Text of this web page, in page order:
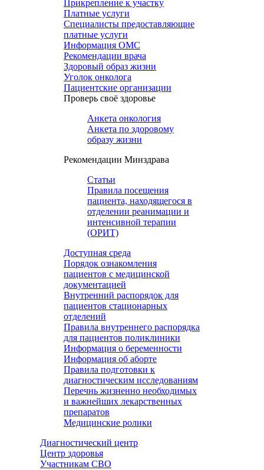
Прикрепление к участку
Платные услуги
Специалисты предоставляющие
платные услуги
Информация ОМС
Рекомендации врача
Здоровый образ жизни
Уголок онколога
Пациентские организации
Проверь своё здоровье
Анкета онкология
Анкета по здоровому
образу жизни
Рекомендации Минздрава
Статьи
Правила посещения
пациента, находящегося в
отделении реанимации и
интенсивной терапии
(ОРИТ)
Доступная среда
Порядок ознакомления
пациентов с медицинской
документацией
Внутренний распорядок для
пациентов стационарных
отделений
Правила внутреннего распорядка
для пациентов поликлиники
Информация о беременности
Информация об аборте
Правила подготовки к
диагностическим исследованиям
Перечнь жизненно необходимых
и важнейших лекарственных
препаратов
Медицинские ролики
Диагностический центр
Центр здоровья
Участникам СВО